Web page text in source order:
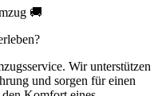
🚚
Wir unterstützen
und sorgen für einen